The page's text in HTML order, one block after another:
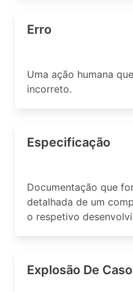
Erro
Uma ação humana
incorreto.
Especificação
Documentação que
detalhada de um
o respetivo
Explosão De